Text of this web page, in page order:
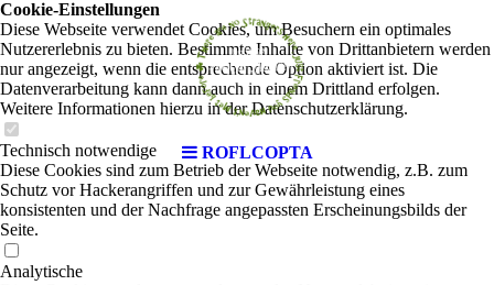
ROFLCOPTA
Cookie-Einstellungen
Diese Webseite verwendet Cookies, um Besuchern ein optimales
Nutzererlebnis zu bieten. Bestimmte Inhalte von Drittanbietern werden
nur angezeigt, wenn die entsprechende Option aktiviert ist. Die
Datenverarbeitung kann dann auch in einem Drittland erfolgen.
Weitere Informationen hierzu in der Datenschutzerklärung.
Technisch notwendige
Diese Cookies sind zum Betrieb der Webseite notwendig, z.B. zum
Schutz vor Hackerangriffen und zur Gewährleistung eines
konsistenten und der Nachfrage angepassten Erscheinungsbilds der
Seite.
Analytische